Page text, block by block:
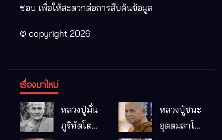
ชอบ เพื่อให้สะดวกต่อการสืบค้นข้อมูล
© copyright 2026
เรื่องมาใหม่
หลวงปู่มั่น
ภูริทัตโต
หลวงปู่ชนะ
อุตตมลาโภ